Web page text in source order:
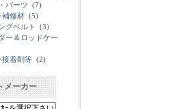
パーツ (7)
補修材 (5)
グベルト
(3)
ー＆ロッドケー
接着剤等 (2)
メーカー